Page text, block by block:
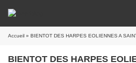
Accueil » BIENTOT DES HARPES EOLIENNES A
BIENTOT DES HARPES